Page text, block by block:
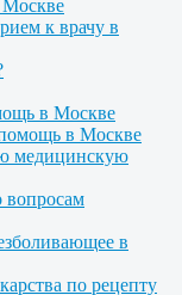
Москве
к врачу в
в Москве
в Москве
медицинскую
в
по рецепту